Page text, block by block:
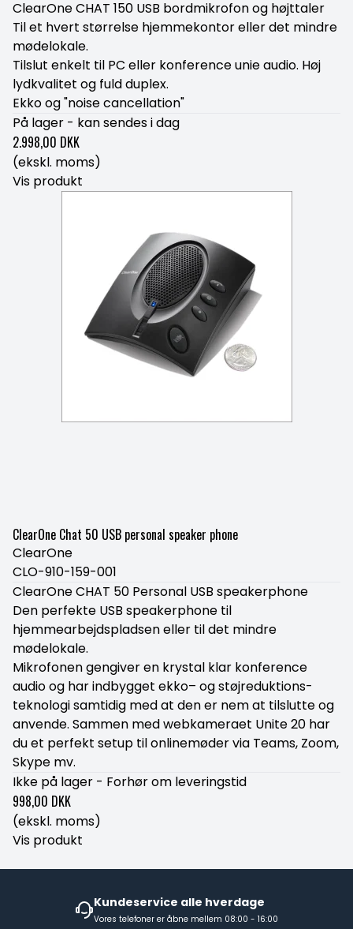
ClearOne CHAT 150 USB bordmikrofon og højttaler
Til et hvert størrelse hjemmekontor eller det mindre
mødelokale.
Tilslut enkelt til PC eller konference unie audio. Høj
lydkvalitet og fuld duplex.
Ekko og "noise cancellation"
På lager - kan sendes i dag
2.998,00 DKK
(ekskl. moms)
Vis produkt
ClearOne Chat 50 USB personal speaker phone
ClearOne
CLO-910-159-001
ClearOne CHAT 50 Personal USB speakerphone
Den perfekte USB speakerphone til
hjemmearbejdspladsen eller til det mindre
mødelokale.
Mikrofonen gengiver en krystal klar konference
audio og har indbygget ekko– og støjreduktions-
teknologi samtidig med at den er nem at tilslutte og
anvende. Sammen med webkameraet Unite 20 har
du et perfekt setup til onlinemøder via Teams, Zoom,
Skype mv.
Ikke på lager - Forhør om leveringstid
998,00 DKK
(ekskl. moms)
Vis produkt
Kundeservice alle hverdage
Vores telefoner er åbne mellem 08:00 - 16:00